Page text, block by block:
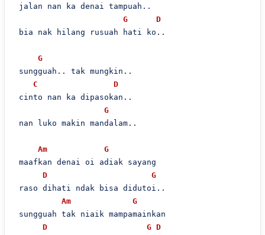
jalan nan ka denai tampuah..
G
D
bia nak hilang rusuah hati ko..
G
sungguah.. tak mungkin..
C
D
cinto nan ka dipasokan..
G
nan luko makin mandalam..
Am
G
maafkan denai oi adiak sayang
D
G
raso dihati ndak bisa didutoi..
Am
G
sungguah tak niaik mampamainkan
D
G D